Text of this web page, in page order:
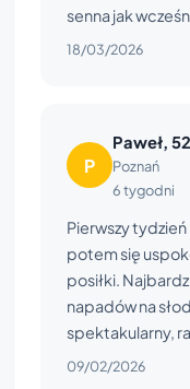
senna jak
18/03/2026
P
Paweł, 52
Poznań
6 tygodni
Pierwszy tydzień
potem się
posiłki.
napadów na
spektakularny,
09/02/2026